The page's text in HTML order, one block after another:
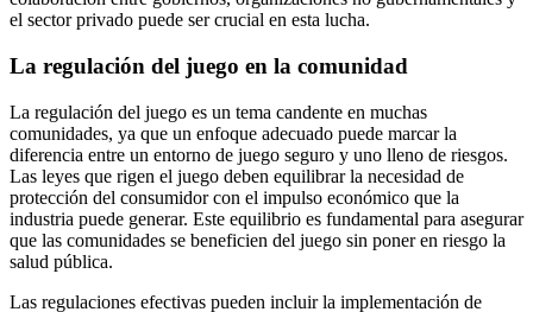
el sector privado puede ser crucial en esta lucha.
La regulación del juego en la comunidad
La regulación del juego es un tema candente en muchas
comunidades, ya que un enfoque adecuado puede marcar la
diferencia entre un entorno de juego seguro y uno lleno de riesgos.
Las leyes que rigen el juego deben equilibrar la necesidad de
protección del consumidor con el impulso económico que la
industria puede generar. Este equilibrio es fundamental para asegurar
que las comunidades se beneficien del juego sin poner en riesgo la
salud pública.
Las regulaciones efectivas pueden incluir la implementación de